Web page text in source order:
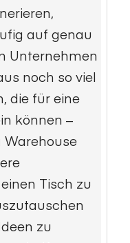
auf genau
Unternehmen
noch so viel
die für eine
können –
Warehouse
Tisch zu
zu